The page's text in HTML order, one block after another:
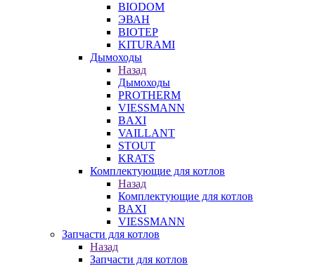
BIODOM
ЭВАН
BIOTEP
KITURAMI
Дымоходы
Назад
Дымоходы
PROTHERM
VIESSMANN
BAXI
VAILLANT
STOUT
KRATS
Комплектующие для котлов
Назад
Комплектующие для котлов
BAXI
VIESSMANN
Запчасти для котлов
Назад
Запчасти для котлов